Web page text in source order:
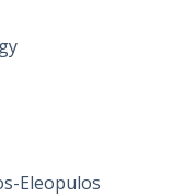
Eleopulos